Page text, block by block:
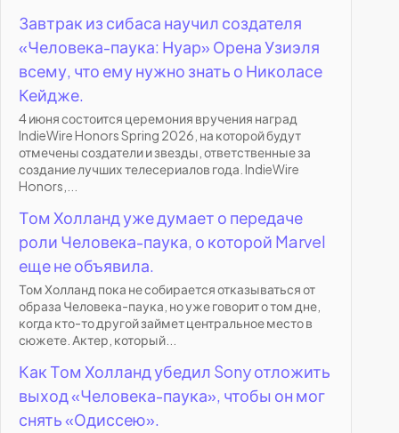
Завтрак из сибаса научил создателя
«Человека-паука: Нуар» Орена Узиэля
всему, что ему нужно знать о Николасе
Кейдже.
4 июня состоится церемония вручения наград
IndieWire Honors Spring 2026, на которой будут
отмечены создатели и звезды, ответственные за
создание лучших телесериалов года. IndieWire
Honors,...
Том Холланд уже думает о передаче
роли Человека-паука, о которой Marvel
еще не объявила.
Том Холланд пока не собирается отказываться от
образа Человека-паука, но уже говорит о том дне,
когда кто-то другой займет центральное место в
сюжете. Актер, который...
Как Том Холланд убедил Sony отложить
выход «Человека-паука», чтобы он мог
снять «Одиссею».